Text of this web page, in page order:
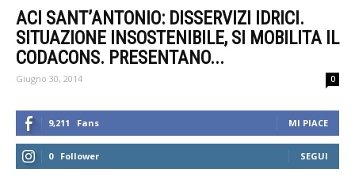
ACI SANT’ANTONIO: DISSERVIZI IDRICI.
SITUAZIONE INSOSTENIBILE, SI MOBILITA IL
CODACONS. PRESENTANO...
Giugno 30, 2014 0
9,211 Fans MI PIACE
0 Follower SEGUI